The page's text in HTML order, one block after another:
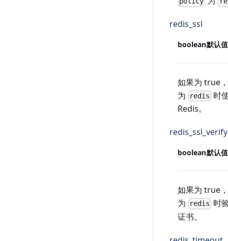
redis_ssl
boolean默认
如果为 true
为
redis 时
Redis。
redis_ssl_verify
boolean默认
如果为 true
为
redis 时
证书。